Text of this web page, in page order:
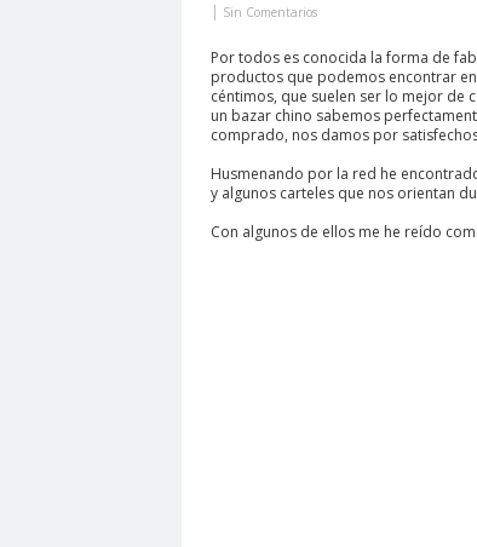
| Sin Comentarios
Por todos es conocida la forma de
productos que podemos encontrar
céntimos, que suelen ser lo mejor de
un bazar chino sabemos
comprado, nos damos por
Husmenando por la red he
y algunos carteles que nos orientan
Con algunos de ellos me he reído